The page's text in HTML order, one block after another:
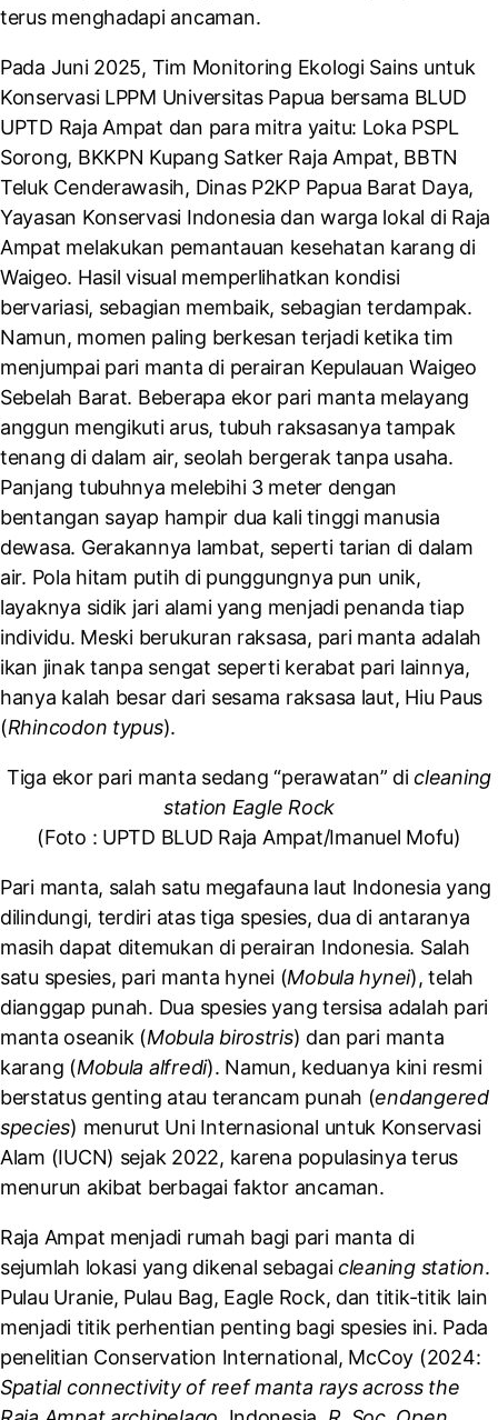
terus menghadapi ancaman.
Pada Juni 2025, Tim Monitoring Ekologi Sains untuk
Konservasi LPPM Universitas Papua bersama BLUD
UPTD Raja Ampat dan para mitra yaitu: Loka PSPL
Sorong, BKKPN Kupang Satker Raja Ampat, BBTN
Teluk Cenderawasih, Dinas P2KP Papua Barat Daya,
Yayasan Konservasi Indonesia dan warga lokal di Raja
Ampat melakukan pemantauan kesehatan karang di
Waigeo. Hasil visual memperlihatkan kondisi
bervariasi, sebagian membaik, sebagian terdampak.
Namun, momen paling berkesan terjadi ketika tim
menjumpai pari manta di perairan Kepulauan Waigeo
Sebelah Barat. Beberapa ekor pari manta melayang
anggun mengikuti arus, tubuh raksasanya tampak
tenang di dalam air, seolah bergerak tanpa usaha.
Panjang tubuhnya melebihi 3 meter dengan
bentangan sayap hampir dua kali tinggi manusia
dewasa. Gerakannya lambat, seperti tarian di dalam
air. Pola hitam putih di punggungnya pun unik,
layaknya sidik jari alami yang menjadi penanda tiap
individu. Meski berukuran raksasa, pari manta adalah
ikan jinak tanpa sengat seperti kerabat pari lainnya,
hanya kalah besar dari sesama raksasa laut, Hiu Paus
(Rhincodon typus).
Tiga ekor pari manta sedang “perawatan” dicleaning
station Eagle Rock
(Foto : UPTD BLUD Raja Ampat/Imanuel Mofu)
Pari manta, salah satu megafauna laut Indonesia yang
dilindungi, terdiri atas tiga spesies, dua di antaranya
masih dapat ditemukan di perairan Indonesia. Salah
satu spesies, pari manta hynei (Mobula hynei), telah
dianggap punah. Dua spesies yang tersisa adalah pari
manta oseanik (Mobula birostris) dan pari manta
karang (Mobula alfredi). Namun, keduanya kini resmi
berstatus genting atau terancam punah (endangered
species) menurut Uni Internasional untuk Konservasi
Alam (IUCN) sejak 2022, karena populasinya terus
menurun akibat berbagai faktor ancaman.
Raja Ampat menjadi rumah bagi pari manta di
sejumlah lokasi yang dikenal sebagaicleaning station.
Pulau Uranie, Pulau Bag, Eagle Rock, dan titik-titik lain
menjadi titik perhentian penting bagi spesies ini. Pada
penelitian Conservation International, McCoy (2024:
Spatial connectivity of reef manta rays across the